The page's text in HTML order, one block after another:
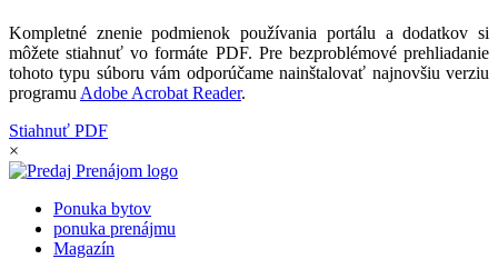
Kompletné znenie podmienok používania portálu a dodatkov si
môžete stiahnuť vo formáte PDF. Pre bezproblémové prehliadanie
tohoto typu súboru vám odporúčame nainštalovať najnovšiu verziu
programu Adobe Acrobat Reader.
Stiahnuť PDF
×
Ponuka bytov
ponuka prenájmu
Magazín